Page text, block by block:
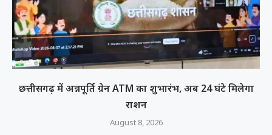
छत्तीसगढ़ में अन्नपूर्ति ग्रेन ATM का शुभारंभ, अब 24 घंटे मिलेगा
राशन
August 8, 2026